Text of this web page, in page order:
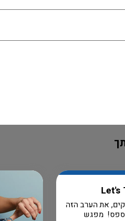
Let's
את הערב הזה
מפגש